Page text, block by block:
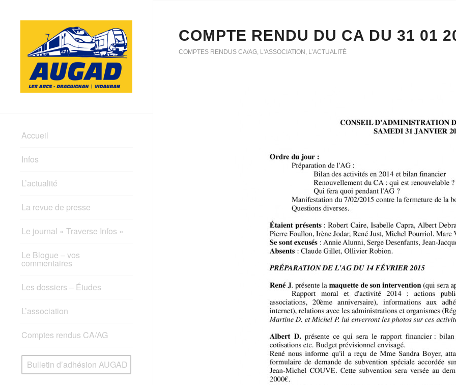
Accueil
Infos
L’actualité
La revue de presse
Le journal « Traverse Infos »
Le Blogue – vos
commentaires
Les dossiers – Études
L’association
Comptes rendus CA/AG
Bulletin d’adhésion AUGAD
COMPTE RENDU DU CA DU 31 01
COMPTES RENDUS CA/AG, L'ASSOCIATION , L’ACTUALITÉ